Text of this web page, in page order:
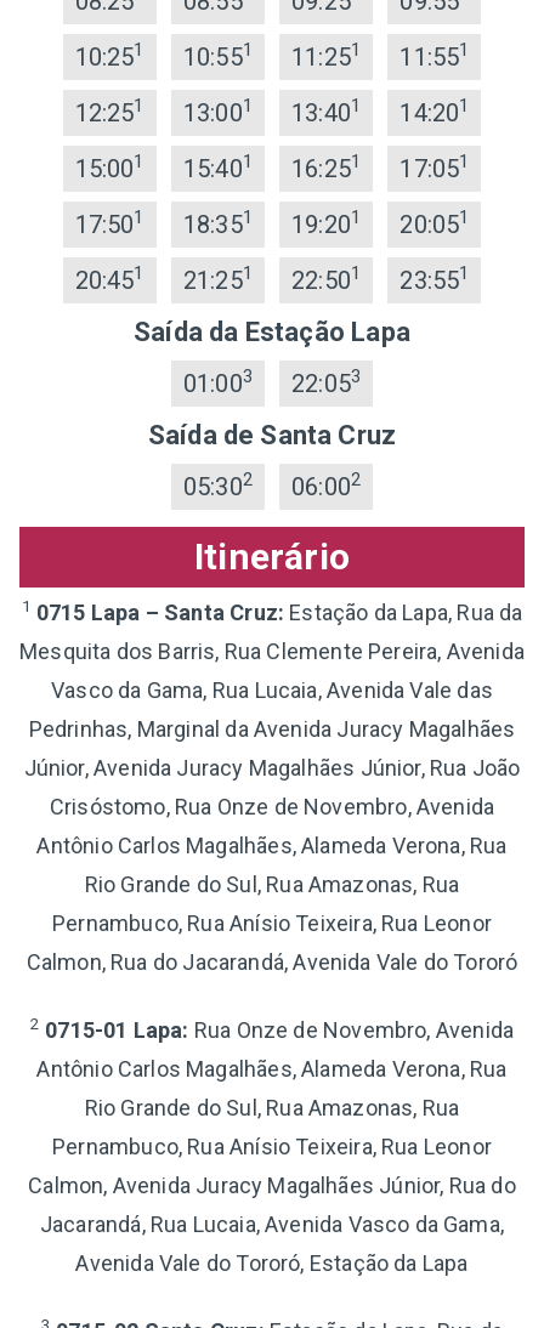
10:251 10:551 11:251 11:551
12:251 13:001 13:401 14:201
15:001 15:401 16:251 17:051
17:501 18:351 19:201 20:051
20:451 21:251 22:501 23:551
Saída da Estação Lapa
01:003 22:053
Saída de Santa Cruz
05:302 06:002
Itinerário
1 0715 Lapa – Santa Cruz: Estação da Lapa, Rua da
Mesquita dos Barris, Rua Clemente Pereira, Avenida
Vasco da Gama, Rua Lucaia, Avenida Vale das
Pedrinhas, Marginal da Avenida Juracy Magalhães
Júnior, Avenida Juracy Magalhães Júnior, Rua João
Crisóstomo, Rua Onze de Novembro, Avenida
Antônio Carlos Magalhães, Alameda Verona, Rua
Rio Grande do Sul, Rua Amazonas, Rua
Pernambuco, Rua Anísio Teixeira, Rua Leonor
Calmon, Rua do Jacarandá, Avenida Vale do Tororó
2 0715-01 Lapa: Rua Onze de Novembro, Avenida
Antônio Carlos Magalhães, Alameda Verona, Rua
Rio Grande do Sul, Rua Amazonas, Rua
Pernambuco, Rua Anísio Teixeira, Rua Leonor
Calmon, Avenida Juracy Magalhães Júnior, Rua do
Jacarandá, Rua Lucaia, Avenida Vasco da Gama,
Avenida Vale do Tororó, Estação da Lapa
3